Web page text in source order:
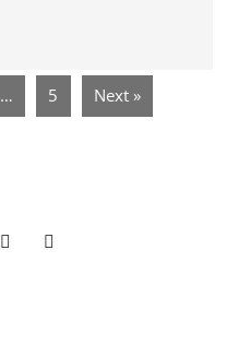
… 5 Next »